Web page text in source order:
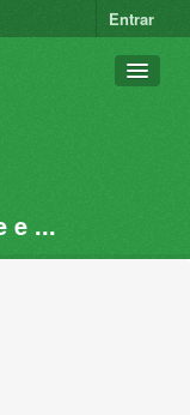
Entrar
e ...